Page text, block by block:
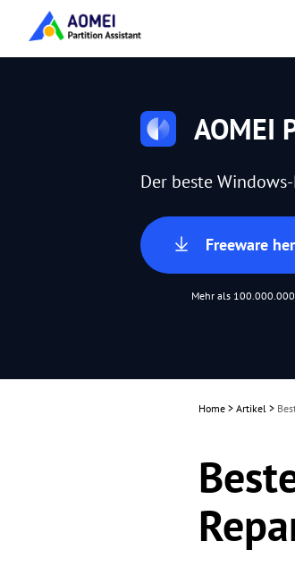
AOMEI
Der beste
Freeware
Mehr als
Home > Artikel >